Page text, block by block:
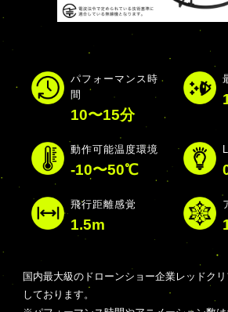
パフォーマンス時
間
10〜15分
動作可能温度環境
-10〜50℃
飛行距離感覚
1.5m
国内最大級のドローンショー企業レッドク
しております。